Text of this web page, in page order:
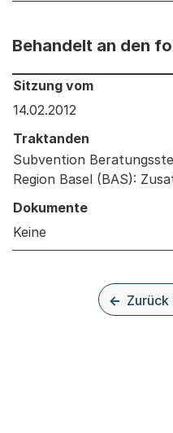
Behandelt an den
Behandelt an den
Sitzung vom
14.02.2012
Traktanden
Subvention
Region Basel (BAS):
Dokumente
Keine
Zurück